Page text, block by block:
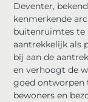
Deventer,
kenmerkende
buitenruimtes te
aantrekkelijk als
bij aan de
en verhoogt de
goed ontworpen
bewoners en